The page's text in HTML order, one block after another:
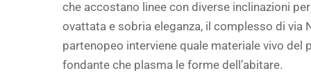
che accostano linee con diverse inclinazioni
ovattata e sobria eleganza, il complesso di
partenopeo interviene quale materiale vivo del
fondante che plasma le forme dell’abitare.